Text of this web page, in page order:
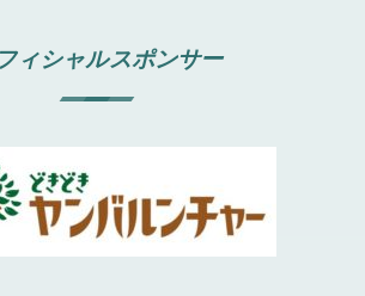
ィシャルスポンサー